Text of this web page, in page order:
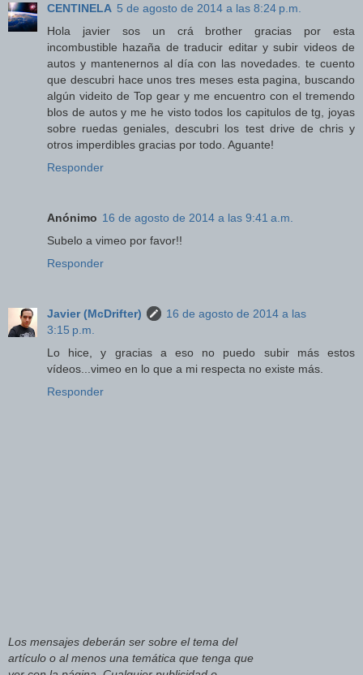
CENTINELA 5 de agosto de 2014 a las 8:24 p.m.
Hola javier sos un crá brother gracias por esta
incombustible hazaña de traducir editar y subir videos de
autos y mantenernos al día con las novedades. te cuento
que descubri hace unos tres meses esta pagina, buscando
algún videito de Top gear y me encuentro con el tremendo
blos de autos y me he visto todos los capitulos de tg, joyas
sobre ruedas geniales, descubri los test drive de chris y
otros imperdibles gracias por todo. Aguante!
Responder
Anónimo 16 de agosto de 2014 a las 9:41 a.m.
Subelo a vimeo por favor!!
Responder
Javier (McDrifter)
16 de agosto de 2014 a las
3:15 p.m.
Lo hice, y gracias a eso no puedo subir más estos
vídeos...vimeo en lo que a mi respecta no existe más.
Responder
Los mensajes deberán ser sobre el tema del
artículo o al menos una temática que tenga que